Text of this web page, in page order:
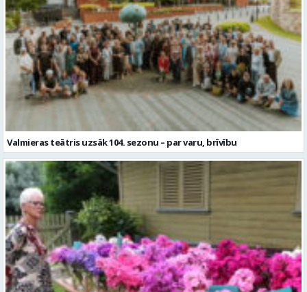
Valmieras teātris uzsāk 104. sezonu – par varu, brīvību